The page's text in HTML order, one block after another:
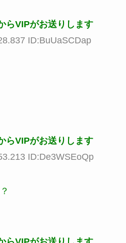
らVIPがお送りします
ID:BuUaSCDap
らVIPがお送りします
ID:De3WSEoQp